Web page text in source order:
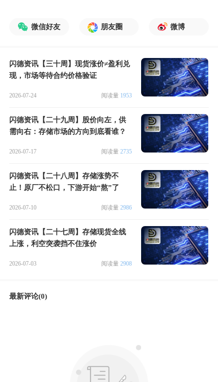
微信好友 朋友圈 微博
闪德资讯【三十周】现货涨价≠盈利兑
现，市场等待合约价格验证
2026-07-24 阅读量 1953
闪德资讯【二十九周】股价向左，供
需向右：存储市场的方向到底看谁？
2026-07-17 阅读量 2735
闪德资讯【二十八周】存储涨势不
止！原厂不松口，下游开始“熬”了
2026-07-10 阅读量 2986
闪德资讯【二十七周】存储现货全线
上涨，利空突袭挡不住涨价
2026-07-03 阅读量 2908
最新评论(0)